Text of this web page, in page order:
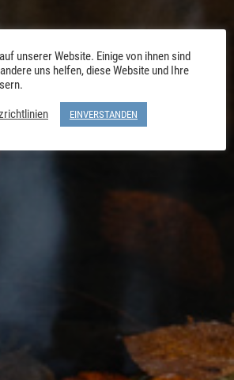
unserer Website. Einige von ihnen sind
uns helfen, diese Website und Ihre
EINVERSTANDEN